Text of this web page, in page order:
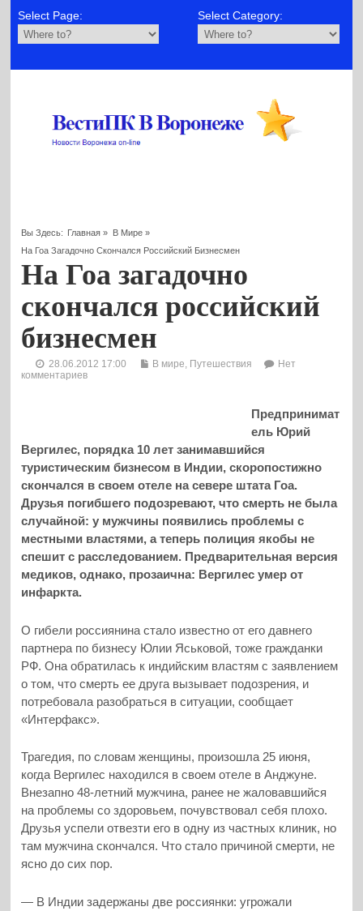
Select Page: Select Category:
Вы Здесь: Главная » В Мире»
На Гоа Загадочно Скончался Российский Бизнесмен
На Гоа загадочно
скончался российский
бизнесмен
28.06.2012 17:00 В мире Путешествия
Нет
комментариев
Предпринимат
ель Юрий
Вергилес, порядка 10 лет занимавшийся
туристическим бизнесом в Индии, скоропостижно
скончался в своем отеле на севере штата Гоа.
Друзья погибшего подозревают, что смерть не была
случайной: у мужчины появились проблемы с
местными властями, а теперь полиция якобы не
спешит с расследованием. Предварительная версия
медиков, однако, прозаична: Вергилес умер от
инфаркта.
О гибели россиянина стало известно от его давнего
партнера по бизнесу Юлии Яськовой, тоже гражданки
РФ. Она обратилась к индийским властям с заявлением
о том, что смерть ее друга вызывает подозрения, и
потребовала разобраться в ситуации, сообщает
«Интерфакс».
Трагедия, по словам женщины, произошла 25 июня,
когда Вергилес находился в своем отеле в Анджуне.
Внезапно 48-летний мужчина, ранее не жаловавшийся
на проблемы со здоровьем, почувствовал себя плохо.
Друзья успели отвезти его в одну из частных клиник, но
там мужчина скончался. Что стало причиной смерти, не
ясно до сих пор.
— В Индии задержаны две россиянки: угрожали